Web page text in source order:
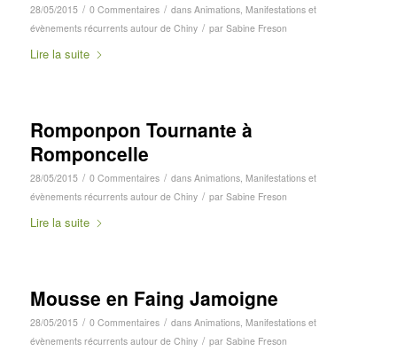
28/05/2015 / 0 Commentaires / dans Animations, Manifestations et
évènements récurrents autour de Chiny / par Sabine Freson
Lire la suite
Romponpon Tournante à
Romponcelle
28/05/2015 / 0 Commentaires / dans Animations, Manifestations et
évènements récurrents autour de Chiny / par Sabine Freson
Lire la suite
Mousse en Faing Jamoigne
28/05/2015 / 0 Commentaires / dans Animations, Manifestations et
évènements récurrents autour de Chiny / par Sabine Freson